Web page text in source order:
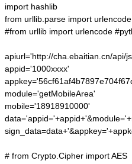
import hashlib
from urllib.parse import
#from urllib import urlencode
apiurl='http://cha.ebaitian.cn/api/
appid='1000xxxx'
module='getMobileArea'
mobile='18918910000'
# from Crypto.Cipher import AES